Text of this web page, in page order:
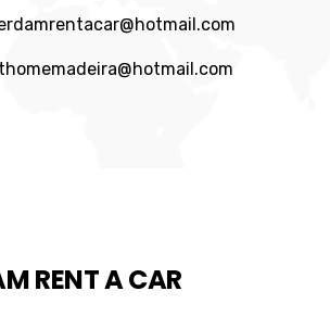
RENT A CAR